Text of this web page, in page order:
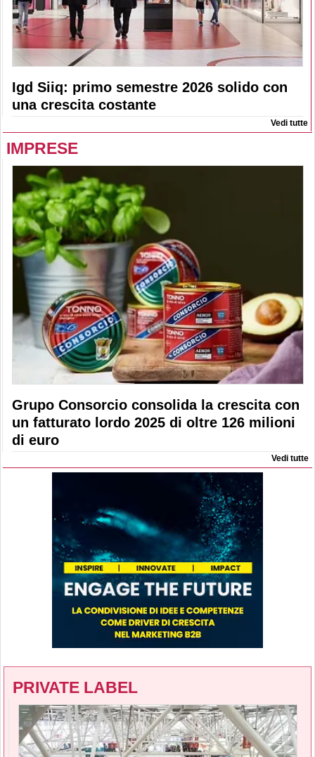
Igd Siiq: primo semestre 2026 solido con
una crescita costante
Vedi tutte
IMPRESE
Grupo Consorcio consolida la crescita con
un fatturato lordo 2025 di oltre 126 milioni
di euro
Vedi tutte
PRIVATE LABEL